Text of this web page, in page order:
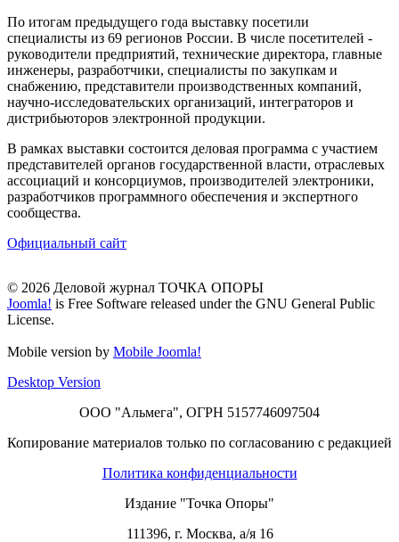
По итогам предыдущего года выставку посетили
специалисты из 69 регионов России. В числе посетителей -
руководители предприятий, технические директора, главные
инженеры, разработчики, специалисты по закупкам и
снабжению, представители производственных компаний,
научно-исследовательских организаций, интеграторов и
дистрибьюторов электронной продукции.
В рамках выставки состоится деловая программа с участием
представителей органов государственной власти, отраслевых
ассоциаций и консорциумов, производителей электроники,
разработчиков программного обеспечения и экспертного
сообщества.
Официальный сайт
© 2026 Деловой журнал ТОЧКА ОПОРЫ
Joomla! is Free Software released under the GNU General Public
License.
Mobile version by Mobile Joomla!
Desktop Version
ООО "Альмега", ОГРН 5157746097504
Копирование материалов только по согласованию с редакцией
Политика конфиденциальности
Издание "Точка Опоры"
111396, г. Москва, а/я 16